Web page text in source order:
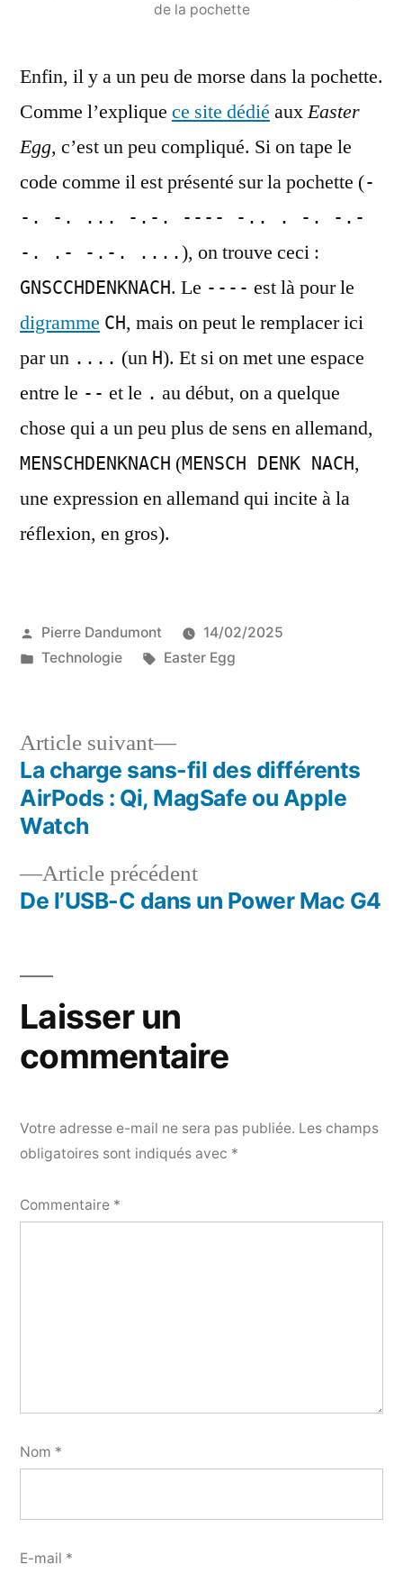
de la pochette
Enfin, il y a un peu de morse dans la pochette.
Comme l’explique ce site dédié auxEaster
Egg, c’est un peu compliqué. Si on tape le
code comme il est présenté sur la pochette (-
-. -. ... -.-. ---- -.. . -. -.-
-. .- -.-. ....), on trouve ceci :
GNSCCHDENKNACH. Le ---- est là pour le
digramme CH, mais on peut le remplacer ici
par un .... (un H). Et si on met une espace
entre le -- et le . au début, on a quelque
chose qui a un peu plus de sens en allemand,
MENSCHDENKNACH (MENSCH DENK NACH,
une expression en allemand qui incite à la
réflexion, en gros).
Publié
par
Pierre Dandumont
14/02/2025
Publié
Technologie Étiquettes :
Easter Egg
Navigation
de
l’article
Article précédentArticle
précédent :
De l’USB-C dans un Power Mac G4
Article suivant
Article
suivant :
La charge sans-fil des différents
AirPods : Qi, MagSafe ou Apple
Watch
Laisser un
commentaire
Votre adresse e-mail ne sera pas publiée. Les champs
obligatoires sont indiqués avec *
Commentaire *
Nom *
E-mail *